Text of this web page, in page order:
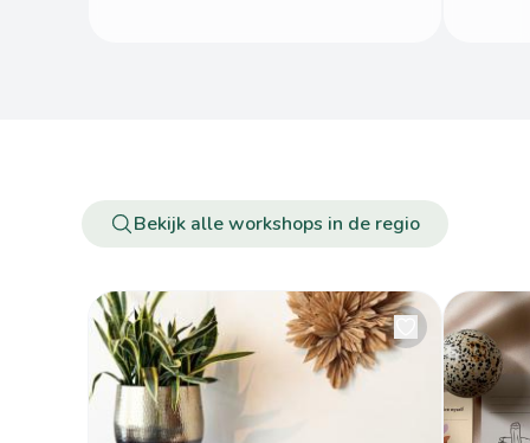
Bekijk alle workshops in de regio